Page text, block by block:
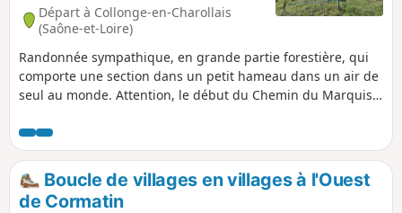
Départ à Collonge-en-Charollais
(Saône-et-Loire)
Randonnée sympathique, en grande partie forestière, qui
comporte une section dans un petit hameau dans un air de
seul au monde. Attention, le début du Chemin du Marquis
d'accès à une certaine période, généralement au printemps
quand les herbes non pas été fauchées.
Boucle de villages en villages à l'Ouest
de Cormatin